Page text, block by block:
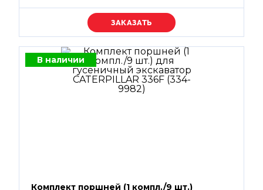
Уточняйте цену
В наличии
Комплект поршней (1 компл./9 шт.)